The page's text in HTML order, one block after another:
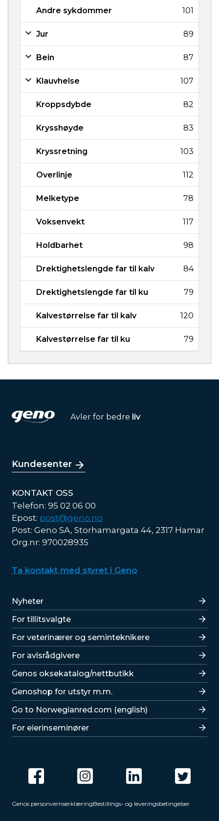
Andre sykdommer 101
Jur 89
Bein 87
Klauvhelse 107
Kroppsdybde 82
Krysshøyde 83
Kryssretning 103
Overlinje 112
Melketype 78
Voksenvekt 117
Holdbarhet 98
Drektighetslengde far til kalv 84
Drektighetslengde far til ku 79
Kalvestørrelse far til kalv 120
Kalvestørrelse far til ku 79
Avler for bedre liv
Kundesenter
KONTAKT OSS
Telefon: 95 02 06 00
Epost: post@geno.no
Post: Geno SA, Storhamargata 44, 2317 Hamar
Org.nr: 970028935
Ta kontakt med styret i Geno
Lenker
Nyheter
For tillitsvalgte
For veterinærer og seminteknikere
For avlsrådgivere
Lenker
Genos oksekatalog/nettbutikk
Genoshop for utstyr m.m.
Go to Norwegianred.com (english)
For eierinseminører
Genos personvernserklæringBestillings- og leveringsbetingelser